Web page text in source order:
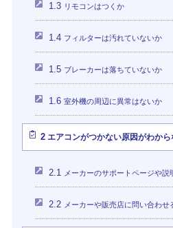
1.3 リモコンはつくか
1.4 フィルターは汚れていないか
1.5 ブレーカーは落ちていないか
1.6 室外機の周辺に異常はないか
2エアコンがつかない原因がわか
2.1 メーカーのサポートページや説
2.2 メーカーや販売店に問い合わせ